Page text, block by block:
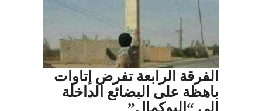
الفرقة الرابعة تفرض إتاوات
باهظة على البضائع الداخلة